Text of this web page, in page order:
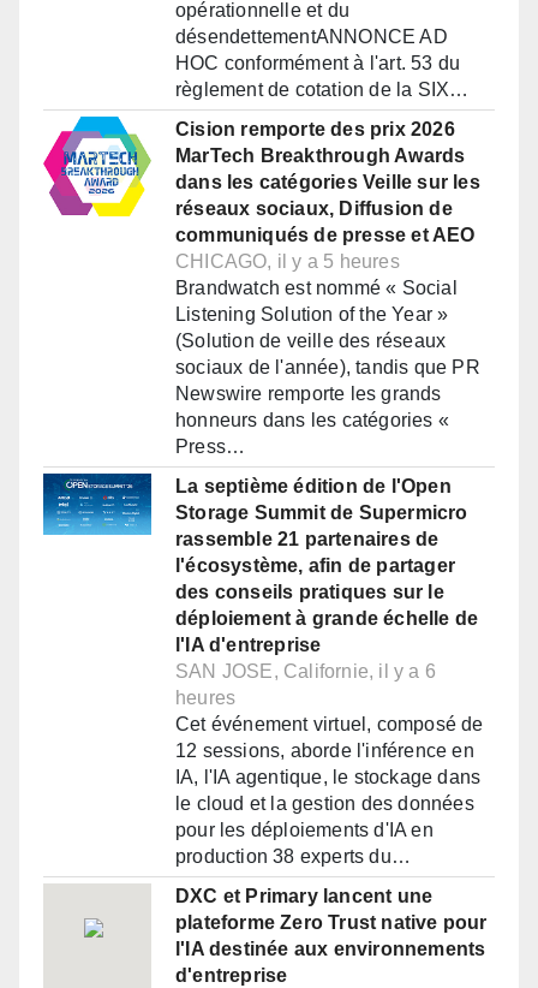
opérationnelle et du
désendettementANNONCE AD
HOC conformément à l'art. 53 du
règlement de cotation de la SIX…
Cision remporte des prix 2026
MarTech Breakthrough Awards
dans les catégories Veille sur les
réseaux sociaux, Diffusion de
communiqués de presse et AEO
CHICAGO, il y a 5 heures
Brandwatch est nommé « Social
Listening Solution of the Year »
(Solution de veille des réseaux
sociaux de l'année), tandis que PR
Newswire remporte les grands
honneurs dans les catégories «
Press…
La septième édition de l'Open
Storage Summit de Supermicro
rassemble 21 partenaires de
l'écosystème, afin de partager
des conseils pratiques sur le
déploiement à grande échelle de
l'IA d'entreprise
SAN JOSE, Californie, il y a 6
heures
Cet événement virtuel, composé de
12 sessions, aborde l'inférence en
IA, l'IA agentique, le stockage dans
le cloud et la gestion des données
pour les déploiements d'IA en
production 38 experts du…
DXC et Primary lancent une
plateforme Zero Trust native pour
l'IA destinée aux environnements
d'entreprise